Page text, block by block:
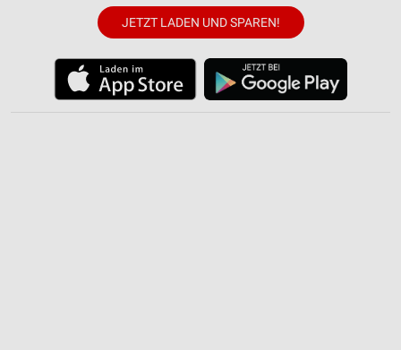
JETZT LADEN UND SPAREN!